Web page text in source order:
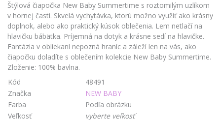
Štýlová čiapočka New Baby Summertime s roztomilým uzlíkom
v hornej časti. Skvelá vychytávka, ktorú možno využiť ako krásny
doplnok, alebo ako praktický kúsok oblečenia. Lem netlačí na
hlavičku bábätka. Príjemná na dotyk a krásne sedí na hlavičke.
Fantázia v obliekaní nepozná hraníc a záleží len na vás, ako
čiapočku doladíte s oblečením kolekcie New Baby Summertime.
Zloženie: 100% bavlna.
Kód
48491
Značka
NEW BABY
Farba
Podľa obrázku
Veľkosť
vyberte veľkosť